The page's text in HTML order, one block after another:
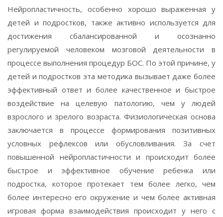
Нейропластичность, особенно хорошо выраженная у
детей и подростков, также активно используется для
достижения сбалансированной и осознанно
регулируемой человеком мозговой деятельности в
процессе выполнения процедур БОС. По этой причине, у
детей и подростков эта методика вызывает даже более
эффективный ответ и более качественное и быстрое
воздействие на целевую патологию, чем у людей
взрослого и зрелого возраста. Физиологическая основа
заключается в процессе формирования позитивных
условных рефлексов или обусловливания. За счет
повышенной нейропластичности и происходит более
быстрое и эффективное обучение ребенка или
подростка, которое протекает тем более легко, чем
более интересно его окружение и чем более активная
игровая форма взаимодействия происходит у него с